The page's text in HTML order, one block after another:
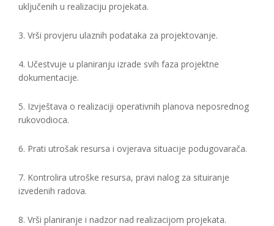
uključenih u realizaciju projekata.
3. Vrši provjeru ulaznih podataka za projektovanje.
4. Učestvuje u planiranju izrade svih faza projektne
dokumentacije.
5. Izvještava o realizaciji operativnih planova neposrednog
rukovodioca.
6. Prati utrošak resursa i ovjerava situacije podugovarača.
7. Kontrolira utroške resursa, pravi nalog za situiranje
izvedenih radova.
8. Vrši planiranje i nadzor nad realizacijom projekata.